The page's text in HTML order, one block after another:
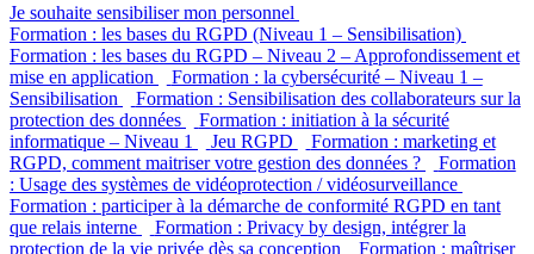
Je souhaite sensibiliser mon personnel
Formation : les bases du RGPD (Niveau 1 – Sensibilisation)
Formation : les bases du RGPD – Niveau 2 – Approfondissement et
mise en application
Formation : la cybersécurité – Niveau 1 –
Sensibilisation
Formation : Sensibilisation des collaborateurs sur la
protection des données
Formation : initiation à la sécurité
informatique – Niveau 1
Jeu RGPD
Formation : marketing et
RGPD, comment maitriser votre gestion des données ?
Formation
: Usage des systèmes de vidéoprotection / vidéosurveillance
Formation : participer à la démarche de conformité RGPD en tant
que relais interne
Formation : Privacy by design, intégrer la
protection de la vie privée dès sa conception
Formation : maîtriser